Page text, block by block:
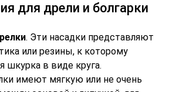
для дрели и болгарки
. Эти насадки представляют
или резины, к которому
шкурка в виде круга.
имеют мягкую или не очень